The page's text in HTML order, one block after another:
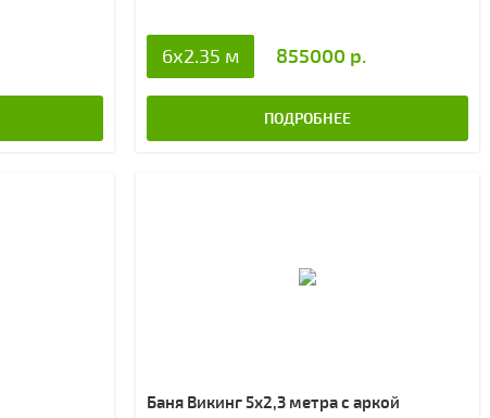
6x2.35 м 855000 р.
ПОДРОБНЕЕ
Баня Викинг 5х2,3 метра с аркой